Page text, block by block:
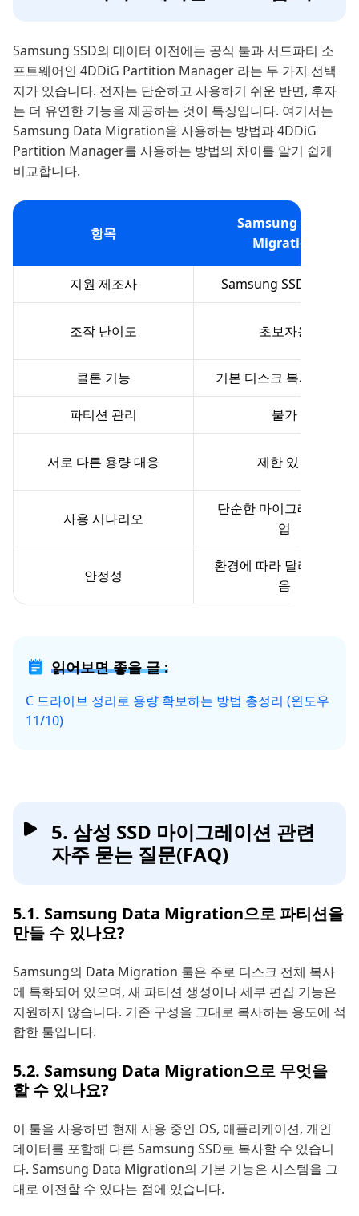
Samsung SSD의 데이터 이전에는 공식 툴과 서드파티 소
프트웨어인 4DDiG Partition Manager 라는 두 가지 선택
지가 있습니다. 전자는 단순하고 사용하기 쉬운 반면, 후자
는 더 유연한 기능을 제공하는 것이 특징입니다. 여기서는
Samsung Data Migration을 사용하는 방법과 4DDiG
Partition Manager를 사용하는 방법의 차이를 알기 쉽게
비교합니다.
항목
Samsung Data
Migration
지원 제조사 Samsung SSD만 지원
조작 난이도 초보자용
클론 기능 기본 디스크 복사만 지원
파티션 관리 불가
서로 다른 용량 대응 제한 있음
사용 시나리오
단순한 마이그레이션 작
업
안정성
환경에 따라 달라질 수 있
음
읽어보면 좋을 글 :
C 드라이브 정리로 용량 확보하는 방법 총정리 (윈도우
11/10)
5. 삼성 SSD 마이그레이션 관련
자주 묻는 질문(FAQ)
5.1. Samsung Data Migration으로 파티션을
만들 수 있나요?
Samsung의 Data Migration 툴은 주로 디스크 전체 복사
에 특화되어 있으며, 새 파티션 생성이나 세부 편집 기능은
지원하지 않습니다. 기존 구성을 그대로 복사하는 용도에 적
합한 툴입니다.
5.2. Samsung Data Migration으로 무엇을
할 수 있나요?
이 툴을 사용하면 현재 사용 중인 OS, 애플리케이션, 개인
데이터를 포함해 다른 Samsung SSD로 복사할 수 있습니
다. Samsung Data Migration의 기본 기능은 시스템을 그
대로 이전할 수 있다는 점에 있습니다.